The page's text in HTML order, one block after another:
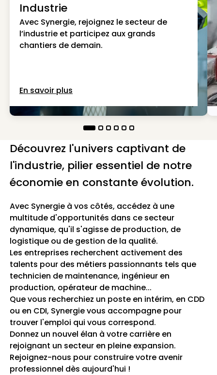
Industrie
Avec Synergie, rejoignez le secteur de
l’industrie et participez aux grands
chantiers de demain.
En savoir plus
Découvrez l'univers captivant de
l'industrie, pilier essentiel de notre
économie en constante évolution.
Avec Synergie à vos côtés, accédez à une
multitude d'opportunités dans ce secteur
dynamique, qu'il s'agisse de production, de
logistique ou de gestion de la qualité.
Les entreprises recherchent activement des
talents pour des métiers passionnants tels que
technicien de maintenance, ingénieur en
production, opérateur de machine...
Que vous recherchiez un poste en intérim, en CDD
ou en CDI, Synergie vous accompagne pour
trouver l'emploi qui vous correspond.
Donnez un nouvel élan à votre carrière en
rejoignant un secteur en pleine expansion.
Rejoignez-nous pour construire votre avenir
professionnel dès aujourd'hui !